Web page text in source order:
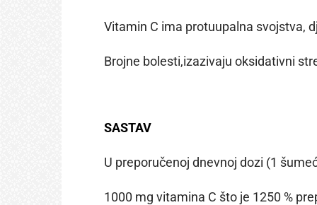
Vitamin C ima protuupalna svojstva,
Brojne bolesti,izazivaju oksidativni
SASTAV
U preporučenoj dnevnoj dozi (1
1000 mg vitamina C što je 1250 %